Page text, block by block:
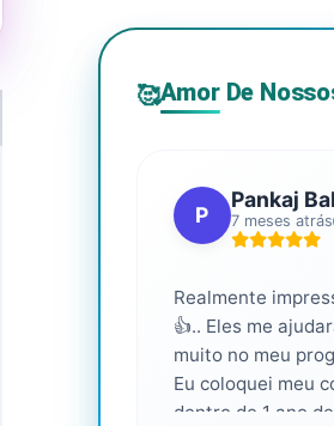
🥰Amor De
P
Pankaj
7 meses atrás
Realmente
👍.. Eles me
muito no meu
Eu coloquei meu
dentro de 1 ano